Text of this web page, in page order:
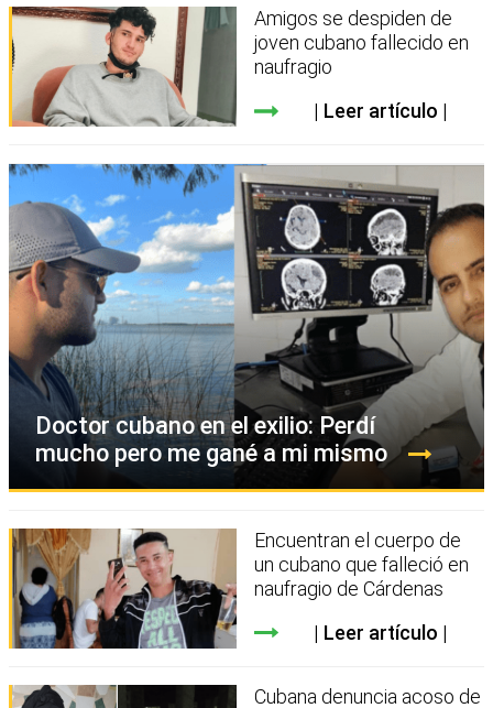
Amigos se despiden de
joven cubano fallecido en
naufragio
Leer artículo
Doctor cubano en el exilio: Perdí
mucho pero me gané a mi mismo
Encuentran el cuerpo de
un cubano que falleció en
naufragio de Cárdenas
Leer artículo
Cubana denuncia acoso de